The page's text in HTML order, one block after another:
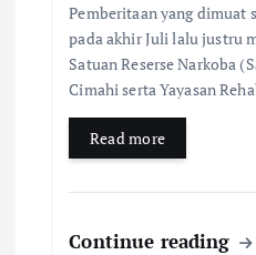
Pemberitaan yang dimuat
pada akhir Juli lalu justru
Satuan Reserse Narkoba
Cimahi serta Yayasan
Read more
Continue reading